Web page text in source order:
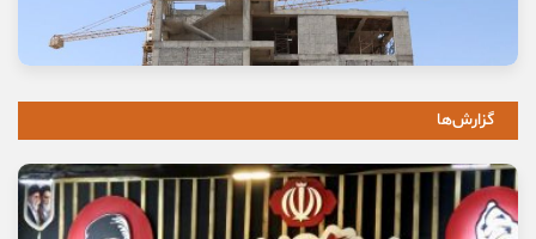
وعده خانه‌ای که برای خانواده‌ها گران تمام شد
11 مرداد, 1405
10 مرداد, 1405
گزارش‌ها